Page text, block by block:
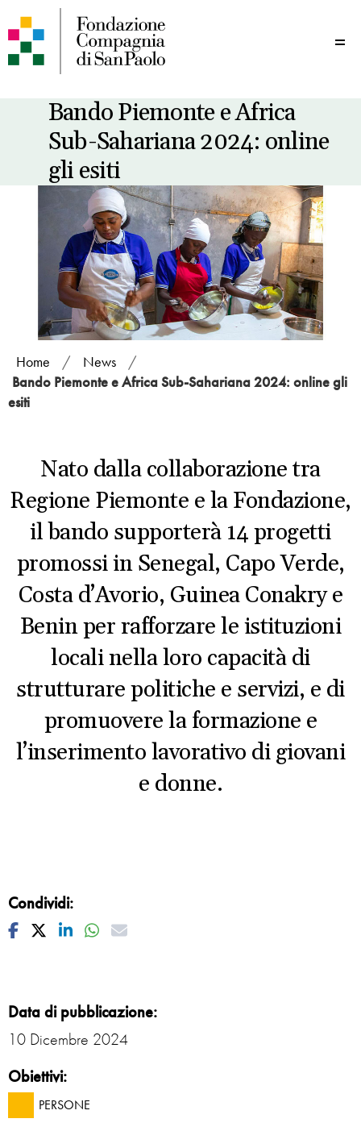
Bando Piemonte e Africa
Sub-Sahariana 2024: online
gli esiti
Home / News
/
Bando Piemonte e Africa Sub-Sahariana 2024: online gli
esiti
Nato dalla collaborazione tra
Regione Piemonte e la Fondazione,
il bando supporterà 14 progetti
promossi in Senegal, Capo Verde,
Costa d’Avorio, Guinea Conakry e
Benin per rafforzare le istituzioni
locali nella loro capacità di
strutturare politiche e servizi, e di
promuovere la formazione e
l’inserimento lavorativo di giovani
e donne.
Condividi:
Facebook
TwitterLinkedinWhatsapp
Mail
Data di pubblicazione:
10 Dicembre 2024
Obiettivi:
PERSONE